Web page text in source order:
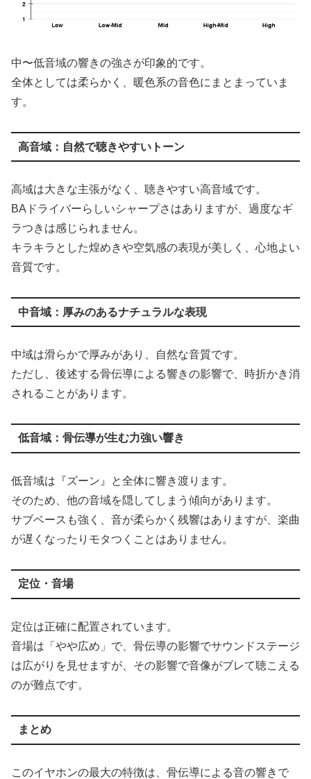
中〜低音域の響きの強さが印象的です。
全体としては柔らかく、暖色系の音色にまとまっていま
す。
高音域：自然で聴きやすいトーン
高域は大きな主張がなく、聴きやすい高音域です。
BAドライバーらしいシャープさはありますが、過度なギ
ラつきは感じられません。
キラキラとした煌めきや空気感の表現が美しく、心地よい
音質です。
中音域：厚みのあるナチュラルな表現
中域は滑らかで厚みがあり、自然な音質です。
ただし、後述する骨伝導による響きの影響で、時折かき消
されることがあります。
低音域：骨伝導が生む力強い響き
低音域は『ズーン』と全体に響き渡ります。
そのため、他の音域を隠してしまう傾向があります。
サブベースも強く、音が柔らかく残響はありますが、楽曲
が遅くなったりモタつくことはありません。
定位・音場
定位は正確に配置されています。
音場は「やや広め」で、骨伝導の影響でサウンドステージ
は広がりを見せますが、その影響で音像がブレて聴こえる
のが難点です。
まとめ
このイヤホンの最大の特徴は、骨伝導による音の響きで